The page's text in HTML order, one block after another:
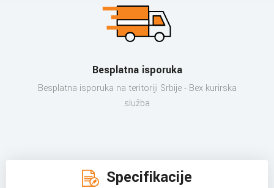
Besplatna isporuka
Besplatna isporuka na teritoriji Srbije - Bex kurirska
služba
Specifikacije